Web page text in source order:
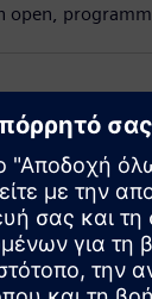
open,